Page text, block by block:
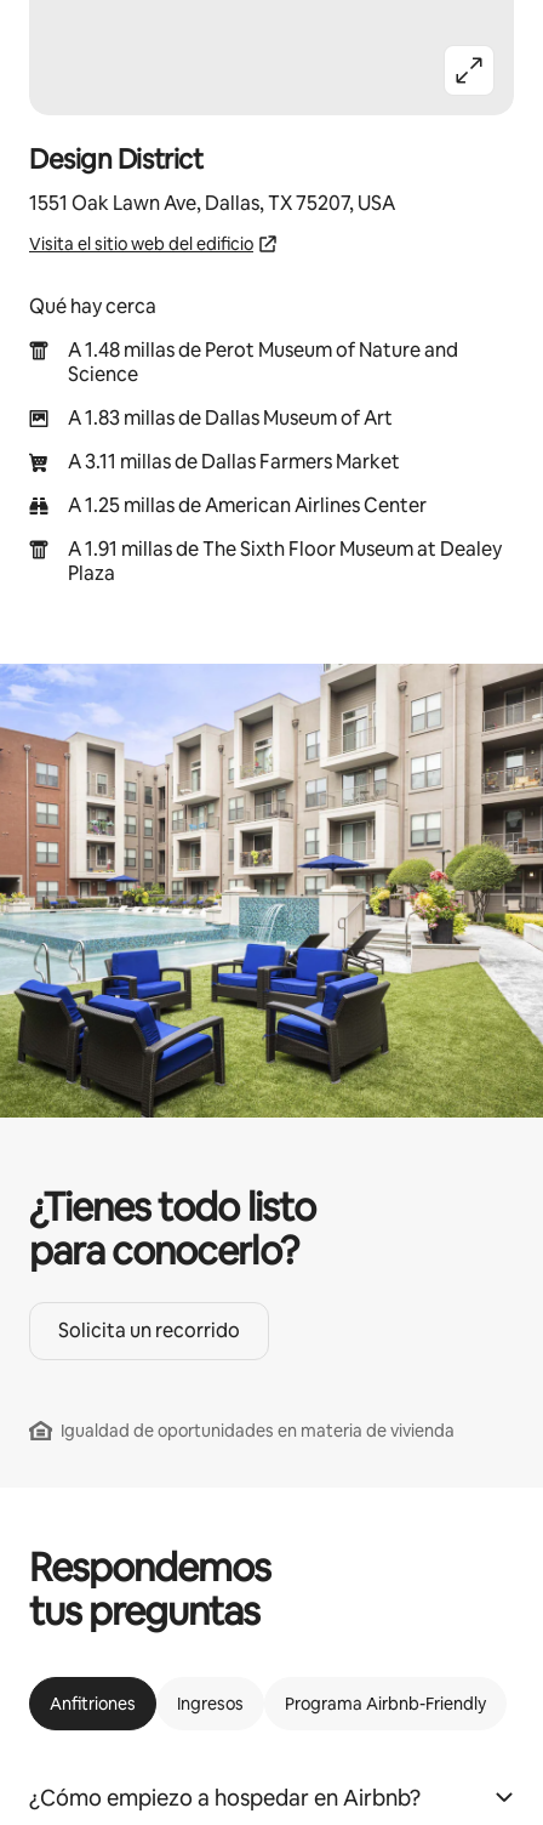
Design District
1551 Oak Lawn Ave, Dallas, TX 75207, USA
Visita el sitio web del edificio
Qué hay cerca
A 1.48 millas de Perot Museum of Nature and
Science
A 1.83 millas de Dallas Museum of Art
A 3.11 millas de Dallas Farmers Market
A 1.25 millas de American Airlines Center
A 1.91 millas de The Sixth Floor Museum at Dealey
Plaza
¿Tienes todo listo
para conocerlo?
Solicita un recorrido
Igualdad de oportunidades en materia de vivienda
Respondemos
tus preguntas
Anfitriones Ingresos Programa Airbnb-Friendly
¿Cómo empiezo a hospedar en Airbnb?